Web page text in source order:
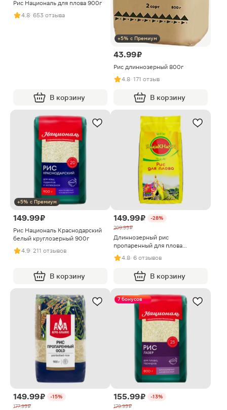
Рис Националь для плова 900г
4.8· 653 отзыва
В корзину
+5% с Премиум
43.99 ₽
Рис длиннозерный 800г
4.8· 171 отзыв
В корзину
+5% с Премиум
149.99 ₽
Рис Националь Краснодарский
белый круглозерный 900г
4.9· 211 отзывов
В корзину
149.99 ₽
-28%
209.99 ₽
Длиннозерный рис
пропаренный для плова
Raajakhann 1кг
4.8· 6 отзывов
В корзину
149.99 ₽
-15%
177.99 ₽
7 бонусов
155.99 ₽
-13%
179.99 ₽